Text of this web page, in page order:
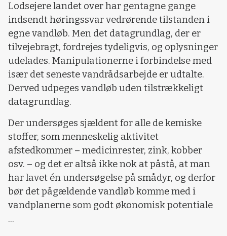
Lodsejere landet over har gentagne gange
indsendt høringssvar vedrørende tilstanden i
egne vandløb. Men det datagrundlag, der er
tilvejebragt, fordrejes tydeligvis, og oplysninger
udelades. Manipulationerne i forbindelse med
især det seneste vandrådsarbejde er udtalte.
Derved udpeges vandløb uden tilstrækkeligt
datagrundlag.
Der undersøges sjældent for alle de kemiske
stoffer, som menneskelig aktivitet
afstedkommer – medicinrester, zink, kobber
osv. – og det er altså ikke nok at påstå, at man
har lavet én undersøgelse på smådyr, og derfor
bør det pågældende vandløb komme med i
vandplanerne som godt økonomisk potentiale
...